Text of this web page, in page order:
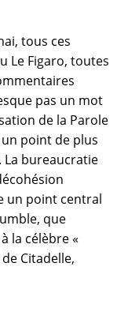
tous ces
Le Figaro, toutes
pas un mot
de la Parole
point de plus
La bureaucratie
un point central
que
la célèbre «
Citadelle,